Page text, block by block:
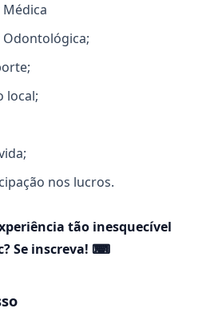
Odontológica;
local;
nos lucros.
tão inesquecível
Se inscreva! ⌨